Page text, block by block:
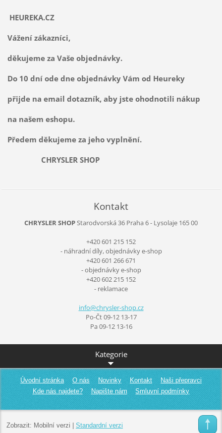
HEUREKA.CZ
Vážení zákazníci,
děkujeme za Vaše objednávky.
Do 10 dní ode dne objednávky Vám od Heureky
přijde na email dotazník, aby jste ohodnotili nákup
na našem eshopu.
Předem děkujeme za jeho vyplnění.
CHRYSLER SHOP
Kontakt
CHRYSLER SHOPStarodvorská 36 Praha 6 - Lysolaje 165 00
+420 601 215 152
- náhradní díly, objednávky e-shop
+420 601 266 671
- objednávky e-shop
+420 602 215 152
- reklamace
info@chrysler-shop.cz
Po-Čt 09-12 13-17
Pa 09-12 13-16
Kategorie
Úvodní stránka O nás Novinky Kontakt
Naši přepravci
Kde nás najdete?
Napište nám Smluvní podmínky
Zobrazit: Mobilní verzi Standardní verzi